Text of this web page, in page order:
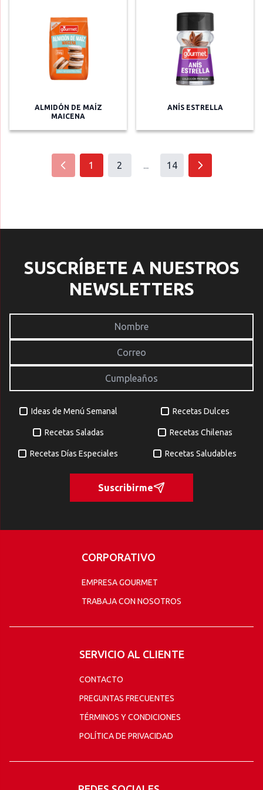
ALMIDÓN DE MAÍZ
MAICENA
ANÍS ESTRELLA
1 2 ... 14
SUSCRÍBETE A NUESTROS
NEWSLETTERS
Ideas de Menú Semanal Recetas Dulces
Recetas Saladas Recetas Chilenas
Recetas Días Especiales Recetas Saludables
Suscribirme
CORPORATIVO
EMPRESA GOURMET
TRABAJA CON NOSOTROS
SERVICIO AL CLIENTE
CONTACTO
PREGUNTAS FRECUENTES
TÉRMINOS Y CONDICIONES
POLÍTICA DE PRIVACIDAD